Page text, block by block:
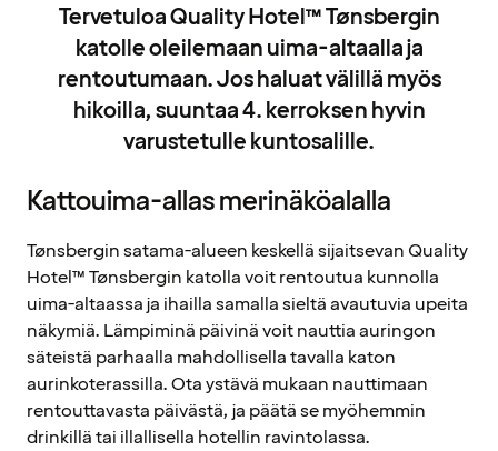
Tervetuloa Quality Hotel™ Tønsbergin
katolle oleilemaan uima-altaalla ja
rentoutumaan. Jos haluat välillä myös
hikoilla, suuntaa 4. kerroksen hyvin
varustetulle kuntosalille.
Kattouima-allas merinäköalalla
Tønsbergin satama-alueen keskellä sijaitsevan Quality
Hotel™ Tønsbergin katolla voit rentoutua kunnolla
uima-altaassa ja ihailla samalla sieltä avautuvia upeita
näkymiä. Lämpiminä päivinä voit nauttia auringon
säteistä parhaalla mahdollisella tavalla katon
aurinkoterassilla. Ota ystävä mukaan nauttimaan
rentouttavasta päivästä, ja päätä se myöhemmin
drinkillä tai illallisella hotellin ravintolassa.